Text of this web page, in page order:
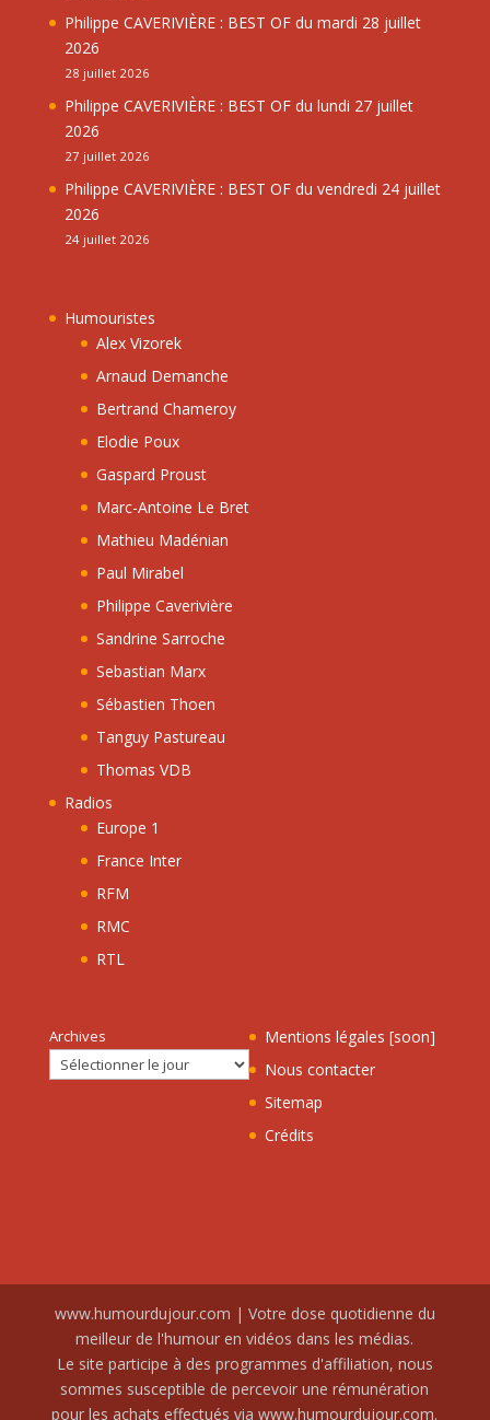
Philippe CAVERIVIÈRE : BEST OF du mardi 28 juillet
2026
28 juillet 2026
Philippe CAVERIVIÈRE : BEST OF du lundi 27 juillet
2026
27 juillet 2026
Philippe CAVERIVIÈRE : BEST OF du vendredi 24 juillet
2026
24 juillet 2026
Humouristes
Alex Vizorek
Arnaud Demanche
Bertrand Chameroy
Elodie Poux
Gaspard Proust
Marc-Antoine Le Bret
Mathieu Madénian
Paul Mirabel
Philippe Caverivière
Sandrine Sarroche
Sebastian Marx
Sébastien Thoen
Tanguy Pastureau
Thomas VDB
Radios
Europe 1
France Inter
RFM
RMC
RTL
Archives
Mentions légales [soon]
Nous contacter
Sitemap
Crédits
www.humourdujour.com | Votre dose quotidienne du
meilleur de l'humour en vidéos dans les médias.
Le site participe à des programmes d'affiliation, nous
sommes susceptible de percevoir une rémunération
pour les achats effectués via www.humourdujour.com.